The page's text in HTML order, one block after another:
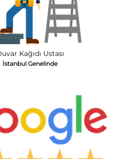
Kağıdı Ustası
İstanbul Genelinde